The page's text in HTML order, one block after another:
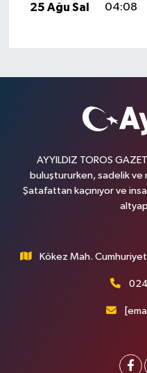
25 Ağu Sal
04:08
AYYILDIZ TOROS
buluştururken, sadelik ve
Şatafattan kaçınıyor ve
Kökez Mah.